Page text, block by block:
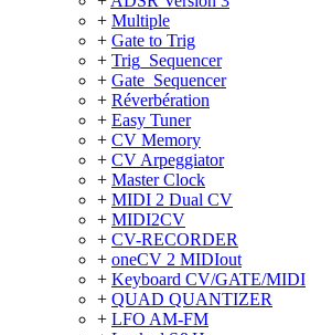
+ Multiple
+ Gate to Trig
+ Trig_Sequencer
+ Gate_Sequencer
+ Réverbération
+ Easy Tuner
+ CV Memory
+ CV Arpeggiator
+ Master Clock
+ MIDI 2 Dual CV
+ MIDI2CV
+ CV-RECORDER
+ oneCV 2 MIDIout
+ Keyboard CV/GATE/MIDI
+ QUAD QUANTIZER
+ LFO AM-FM